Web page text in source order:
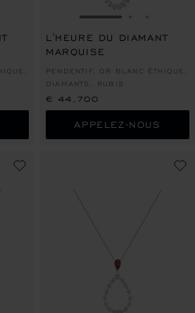
1
À LA DIAPOSITIVE 2
À LA DIAPOSITIVE 3
ALLER À LA
L'HEURE DU DIAMANT
MARQUISE
PENDENTIF, OR BLANC ÉTHIQUE,
DIAMANTS, RUBIS
€ 44,700
APPELEZ-NOUS